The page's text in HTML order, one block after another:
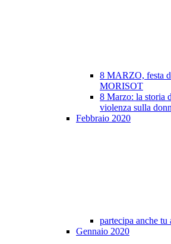
8 MARZO, festa
MORISOT
8 Marzo: la storia
violenza sulla
Febbraio 2020
partecipa anche
Gennaio 2020